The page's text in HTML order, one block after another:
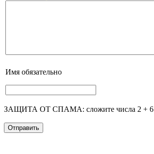
Имя обязательно
ЗАЩИТА ОТ СПАМА: сложите числа 2 + 6